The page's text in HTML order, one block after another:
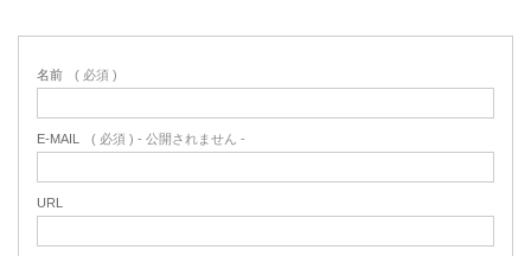
名前 ( 必須 )
E-MAIL ( 必須 ) - 公開されません -
URL